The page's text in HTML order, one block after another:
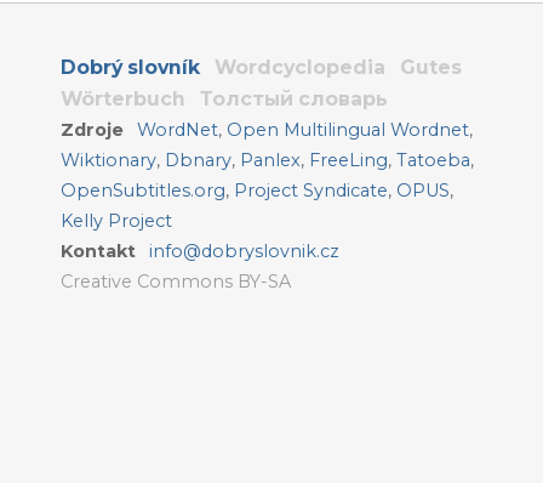
Dobrý slovník Wordcyclopedia
Gutes
Wörterbuch
Толстый словарь
Zdroje WordNet, Open Multilingual Wordnet,
Wiktionary, Dbnary, Panlex, FreeLing, Tatoeba,
OpenSubtitles.org, Project Syndicate, OPUS,
Kelly Project
Kontakt
info@dobryslovnik.cz
Creative Commons BY-SA